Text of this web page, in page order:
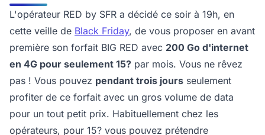
L'opérateur RED by SFR a décidé ce soir à 19h, en
cette veille de Black Friday, de vous proposer en avant
première son forfait BIG RED avec 200 Go d'internet
en 4G pour seulement 15? par mois. Vous ne rêvez
pas ! Vous pouvez pendant trois jours seulement
profiter de ce forfait avec un gros volume de data
pour un tout petit prix. Habituellement chez les
opérateurs, pour 15? vous pouvez prétendre